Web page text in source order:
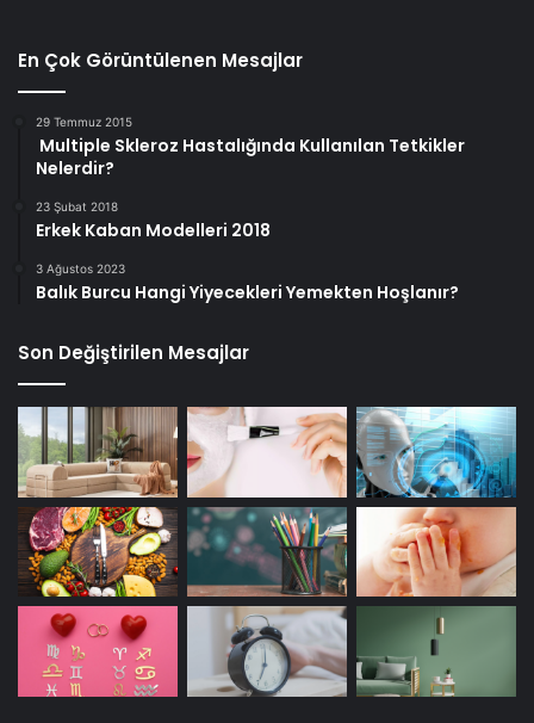
En Çok Görüntülenen Mesajlar
29 Temmuz 2015
Multiple Skleroz Hastalığında Kullanılan Tetkikler
Nelerdir?
23 Şubat 2018
Erkek Kaban Modelleri 2018
3 Ağustos 2023
Balık Burcu Hangi Yiyecekleri Yemekten Hoşlanır?
Son Değiştirilen Mesajlar